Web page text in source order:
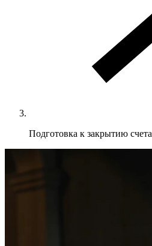
Подготовка к закрытию счета